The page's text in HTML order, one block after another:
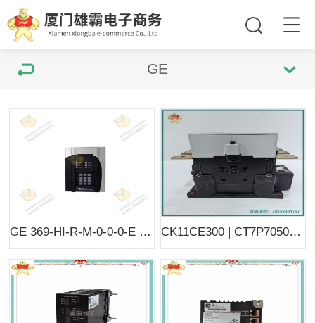
GE
GE 369-HI-R-M-0-0-0-E Multilin 电机保护继电器 | 电机管理单元 CK11CE300 | CT7P70500470CW24 | 低压交流接触器